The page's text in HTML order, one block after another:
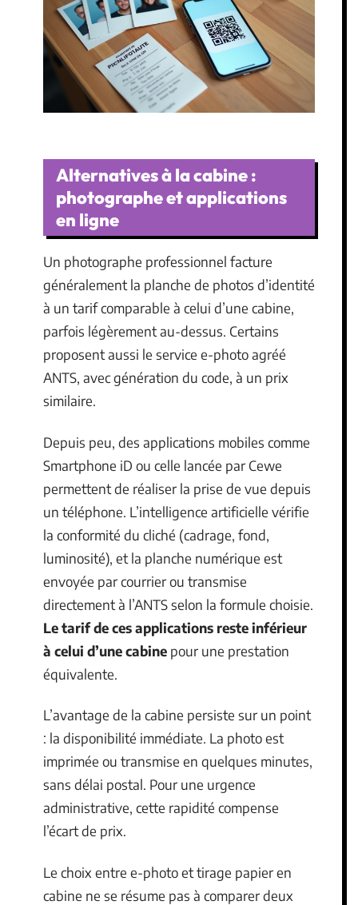
Alternatives à la cabine :
photographe et applications
en ligne
Un photographe professionnel facture
généralement la planche de photos d’identité
à un tarif comparable à celui d’une cabine,
parfois légèrement au-dessus. Certains
proposent aussi le service e-photo agréé
ANTS, avec génération du code, à un prix
similaire.
Depuis peu, des applications mobiles comme
Smartphone iD ou celle lancée par Cewe
permettent de réaliser la prise de vue depuis
un téléphone. L’intelligence artificielle vérifie
la conformité du cliché (cadrage, fond,
luminosité), et la planche numérique est
envoyée par courrier ou transmise
directement à l’ANTS selon la formule choisie.
Le tarif de ces applications reste inférieur
à celui d’une cabine pour une prestation
équivalente.
L’avantage de la cabine persiste sur un point
: la disponibilité immédiate. La photo est
imprimée ou transmise en quelques minutes,
sans délai postal. Pour une urgence
administrative, cette rapidité compense
l’écart de prix.
Le choix entre e-photo et tirage papier en
cabine ne se résume pas à comparer deux